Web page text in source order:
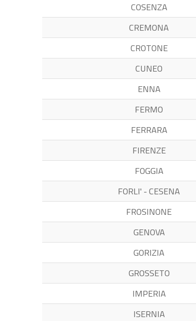
COSENZA
CREMONA
CROTONE
CUNEO
ENNA
FERMO
FERRARA
FIRENZE
FOGGIA
FORLI' - CESENA
FROSINONE
GENOVA
GORIZIA
GROSSETO
IMPERIA
ISERNIA